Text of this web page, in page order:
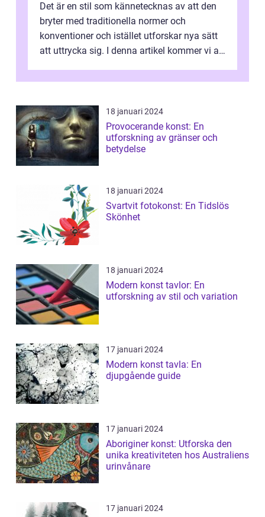
Det är en stil som kännetecknas av att den
bryter med traditionella normer och
konventioner och istället utforskar nya sätt
att uttrycka sig. I denna artikel kommer vi att
18 januari 2024
Provocerande konst: En
utforskning av gränser och
betydelse
18 januari 2024
Svartvit fotokonst: En Tidslös
Skönhet
18 januari 2024
Modern konst tavlor: En
utforskning av stil och variation
17 januari 2024
Modern konst tavla: En
djupgående guide
17 januari 2024
Aboriginer konst: Utforska den
unika kreativiteten hos Australiens
urinvånare
17 januari 2024